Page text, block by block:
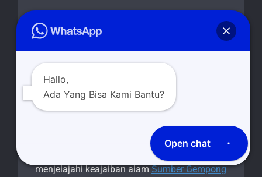
kepada Anda pengalaman petualangan yang
mengundang Anda untuk merasakan
kegembiraan dan keseruan melalui berbagai
aktivitas outbound yang menarik, semuanya
Maka bergabunglah dengan kami untuk
menjelajahi keajaiban alamSumber Gempong
Hallo,
Ada Yang Bisa Kami Bantu?
Open chat